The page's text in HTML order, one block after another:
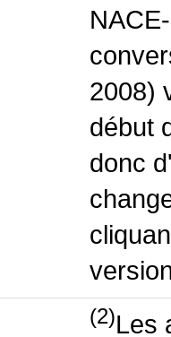
2008)
début
donc
(2)Les